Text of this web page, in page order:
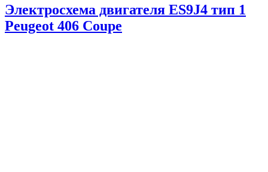
Электросхема двигателя ES9J4 тип 1
Peugeot 406 Coupe